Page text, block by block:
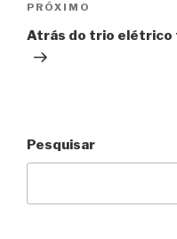
Próximo
post
PRÓXIMO
Atrás do trio elétrico
Pesquisar